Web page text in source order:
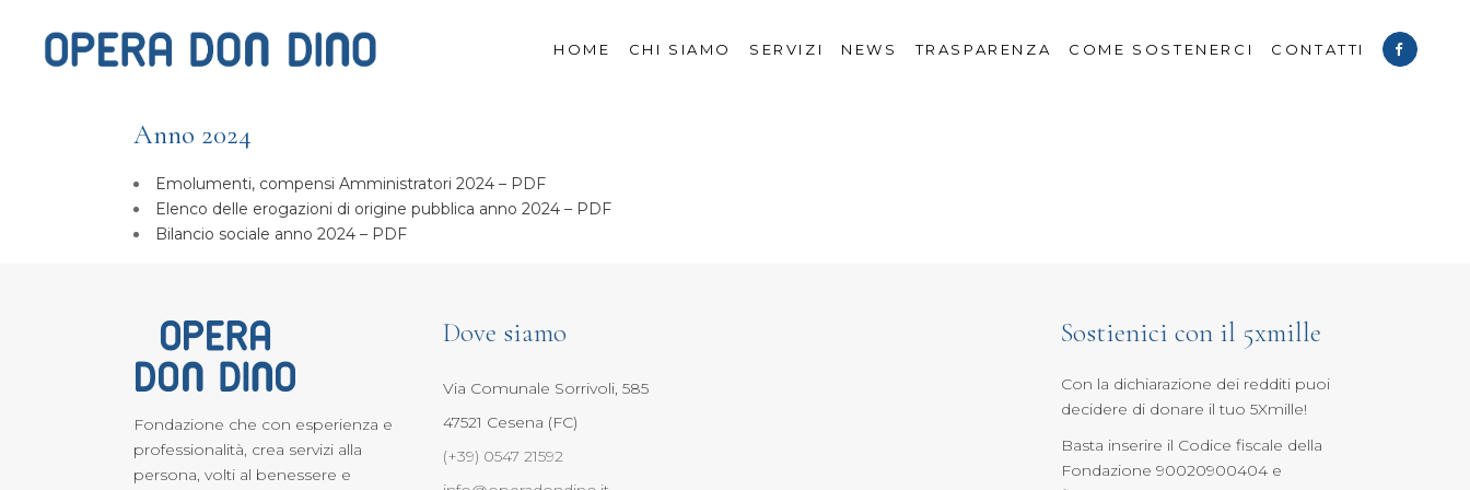
HOME CHI SIAMO SERVIZI NEWS TRASPARENZA COME SOSTENERCI CONTATTI
Anno 2024
Emolumenti, compensi Amministratori 2024 – PDF
Elenco delle erogazioni di origine pubblica anno 2024 – PDF
Bilancio sociale anno 2024 – PDF
Fondazione che con esperienza e
professionalità, crea servizi alla
persona, volti al benessere e
Dove siamo
Via Comunale Sorrivoli, 585
47521 Cesena (FC)
(+39) 0547 21592
Sostienici con il 5xmille
Con la dichiarazione dei redditi puoi
decidere di donare il tuo 5Xmille!
Basta inserire il Codice fiscale della
Fondazione 90020900404 e